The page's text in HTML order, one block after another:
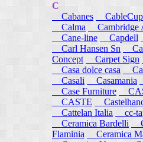
C
Cabanes
CableCup
Calma
Cambridge
Cane-line
Capdell
Carl Hansen Sn
Concept
Carpet Sign
Casa dolce casa
Casali
Casamania
Case Furniture
CASTE
Cattelan Italia
cc-
Ceramica Bardelli
Flaminia
Ceramica